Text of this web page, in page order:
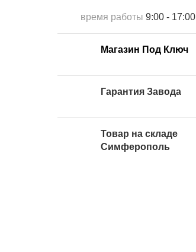
время работы 9:00 - 17:00
Магазин Под Ключ
Гарантия Завода
Товар на складе
Симферополь